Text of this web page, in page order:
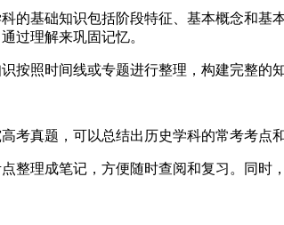
科的基础知识包括阶段特征、基本概念和
过理解来巩固记忆。
识按照时间线或专题进行整理，构建完整的
高考真题，可以总结出历史学科的常考考点
点整理成笔记，方便随时查阅和复习。同时